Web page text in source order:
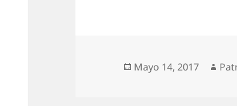
Publicado
Mayo 14, 2017